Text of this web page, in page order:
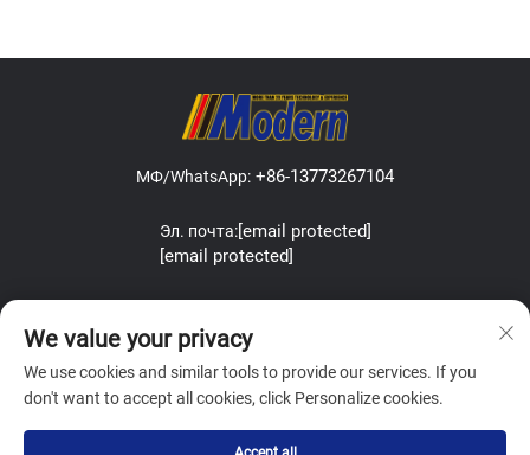
МФ/WhatsApp: +86-13773267104
Эл. почта:[email protected]
[email protected]
We value your privacy
We use cookies and similar tools to provide our services. If you
don't want to accept all cookies, click Personalize cookies.